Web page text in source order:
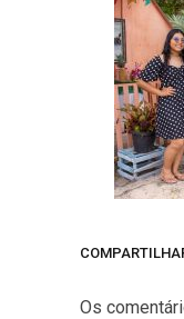
Os